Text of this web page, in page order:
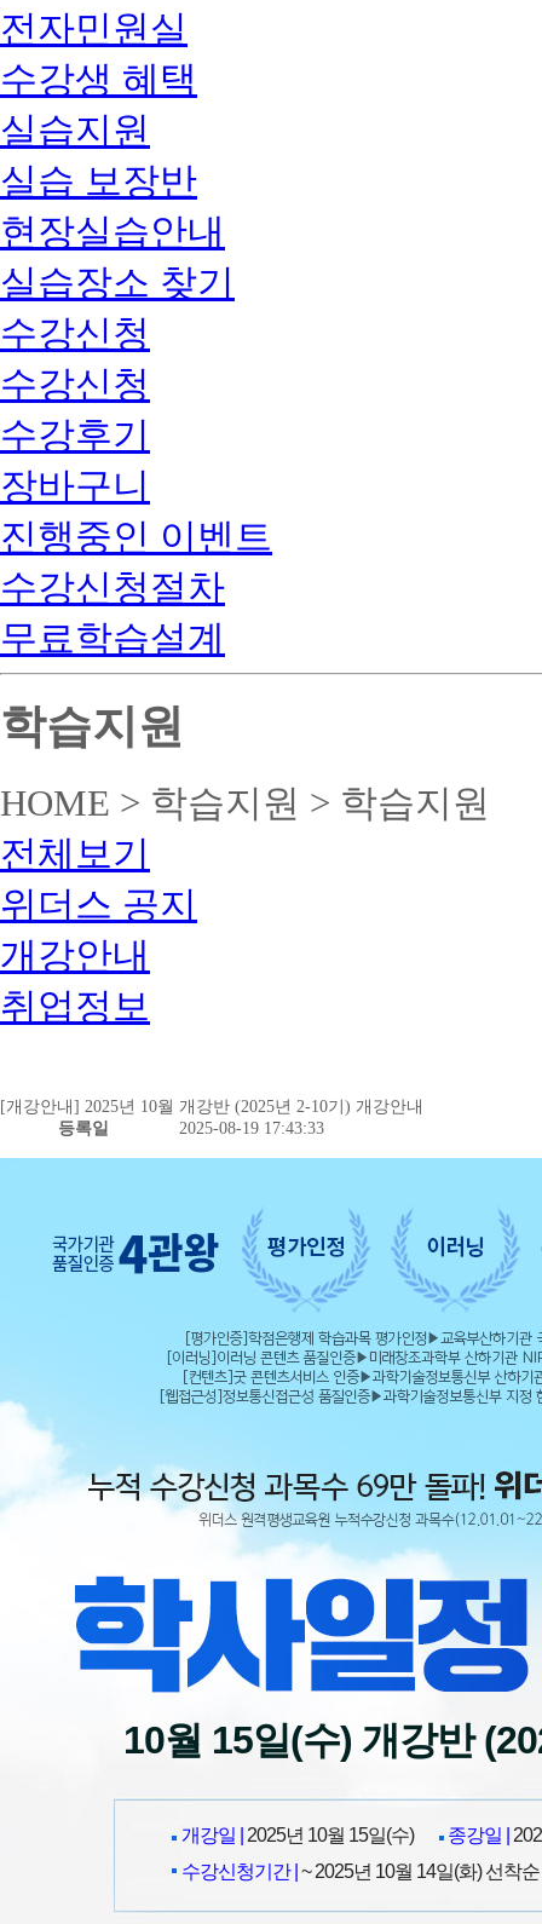
전자민원실
수강생 혜택
실습지원
실습 보장반
현장실습안내
실습장소 찾기
수강신청
수강신청
수강후기
장바구니
진행중인 이벤트
수강신청절차
무료학습설계
학습지원
HOME > 학습지원 > 학습지원
전체보기
위더스 공지
개강안내
취업정보
[개강안내] 2025년 10월 개강반 (2025년 2-10기) 개강안내
등록일
2025-08-19 17:43:33